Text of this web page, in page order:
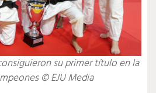
su primer título en la
© EJU Media